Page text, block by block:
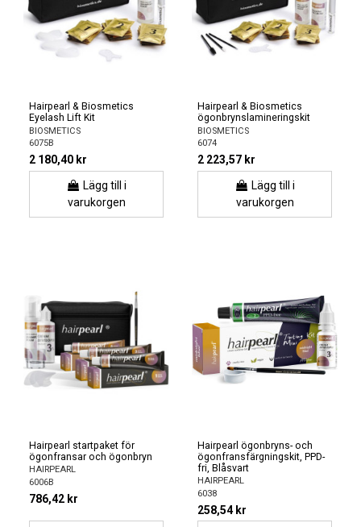
Hairpearl & Biosmetics
Eyelash Lift Kit
BIOSMETICS
6075B
2 180,40 kr
Lägg till i
varukorgen
Hairpearl & Biosmetics
ögonbrynslamineringskit
BIOSMETICS
6074
2 223,57 kr
Lägg till i
varukorgen
Hairpearl startpaket för
ögonfransar och ögonbryn
HAIRPEARL
6006B
786,42 kr
Hairpearl ögonbryns- och
ögonfransfärgningskit, PPD-
fri, Blåsvart
HAIRPEARL
6038
258,54 kr